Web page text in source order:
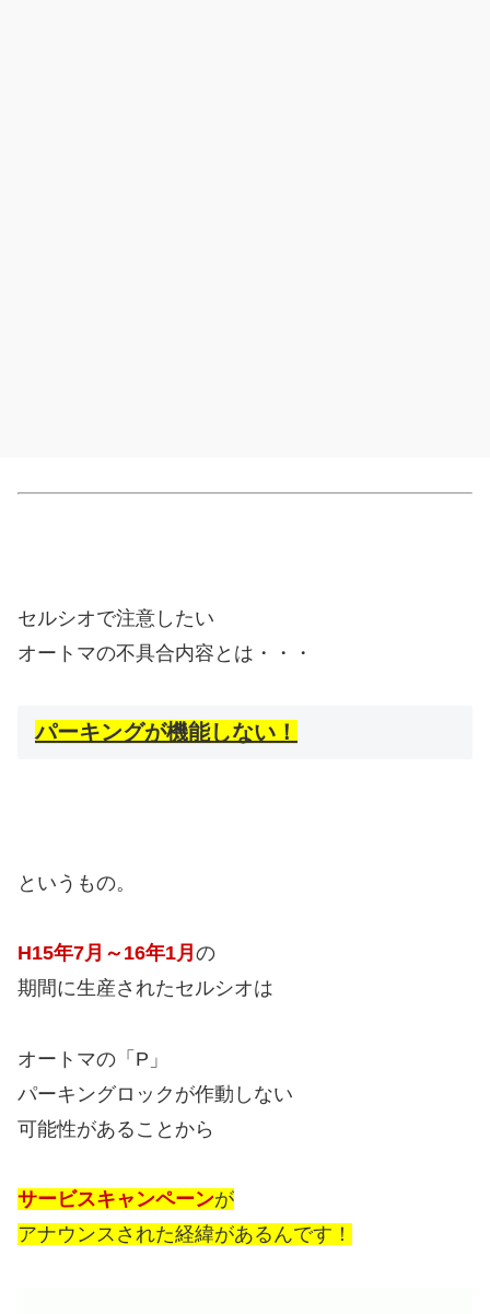
セルシオで注意したい
オートマの不具合内容とは・・・
パーキングが機能しない！
というもの。
H15年7月～16年1月 の
期間に生産されたセルシオは
オートマの「P」
パーキングロックが作動しない
可能性があることから
サービスキャンペーンが
アナウンスされた経緯があるんです！